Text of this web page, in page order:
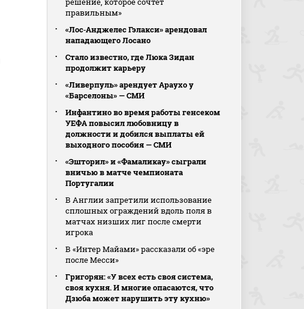
правильным»
«Лос‑Анджелес Гэлакси» арендовал
нападающего Лосано
Стало известно, где Люка Зидан
продолжит карьеру
«Ливерпуль» арендует Араухо у
«Барселоны» — СМИ
Инфантино во время работы генсеком
УЕФА повысил любовницу в
должности и добился выплаты ей
выходного пособия — СМИ
«Эшторил» и «Фамаликау» сыграли
вничью в матче чемпионата
Португалии
В Англии запретили использование
сплошных ограждений вдоль поля в
матчах низших лиг после смерти
игрока
В «Интер Майами» рассказали об «эре
после Месси»
Григорян: «У всех есть своя система,
своя кухня. И многие опасаются, что
Дзюба может нарушить эту кухню»